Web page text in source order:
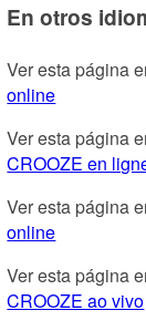
En otros
Ver esta página
online
Ver esta página
CROOZE en
Ver esta página
online
Ver esta página
CROOZE ao vivo